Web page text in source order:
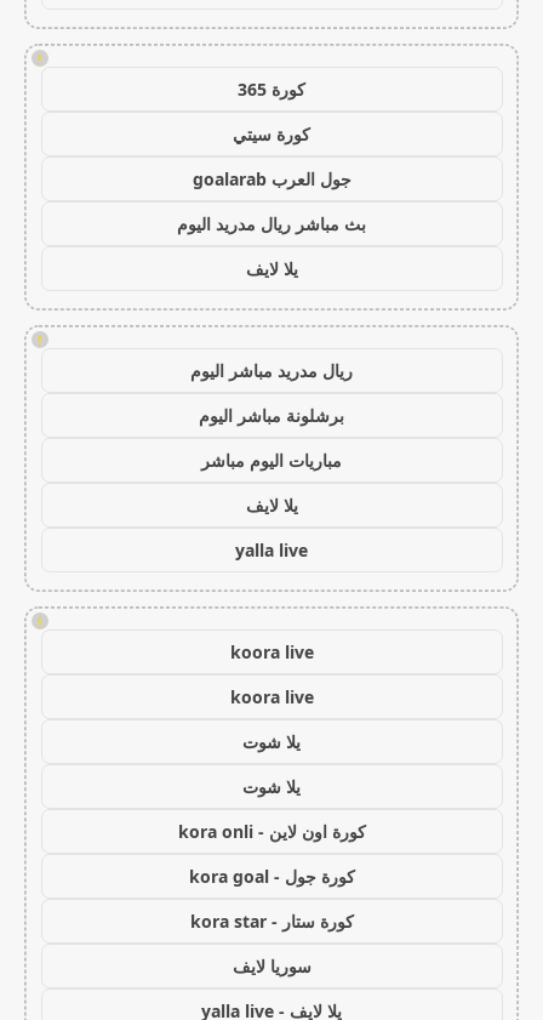
!
كورة 365
كورة سيتي
جول العرب goalarab
بث مباشر ريال مدريد اليوم
يلا لايف
!
ريال مدريد مباشر اليوم
برشلونة مباشر اليوم
مباريات اليوم مباشر
يلا لايف
yalla live
!
koora live
koora live
يلا شوت
يلا شوت
كورة اون لاين - kora onli
كورة جول - kora goal
كورة ستار - kora star
سوريا لايف
يلا لايف - yalla live